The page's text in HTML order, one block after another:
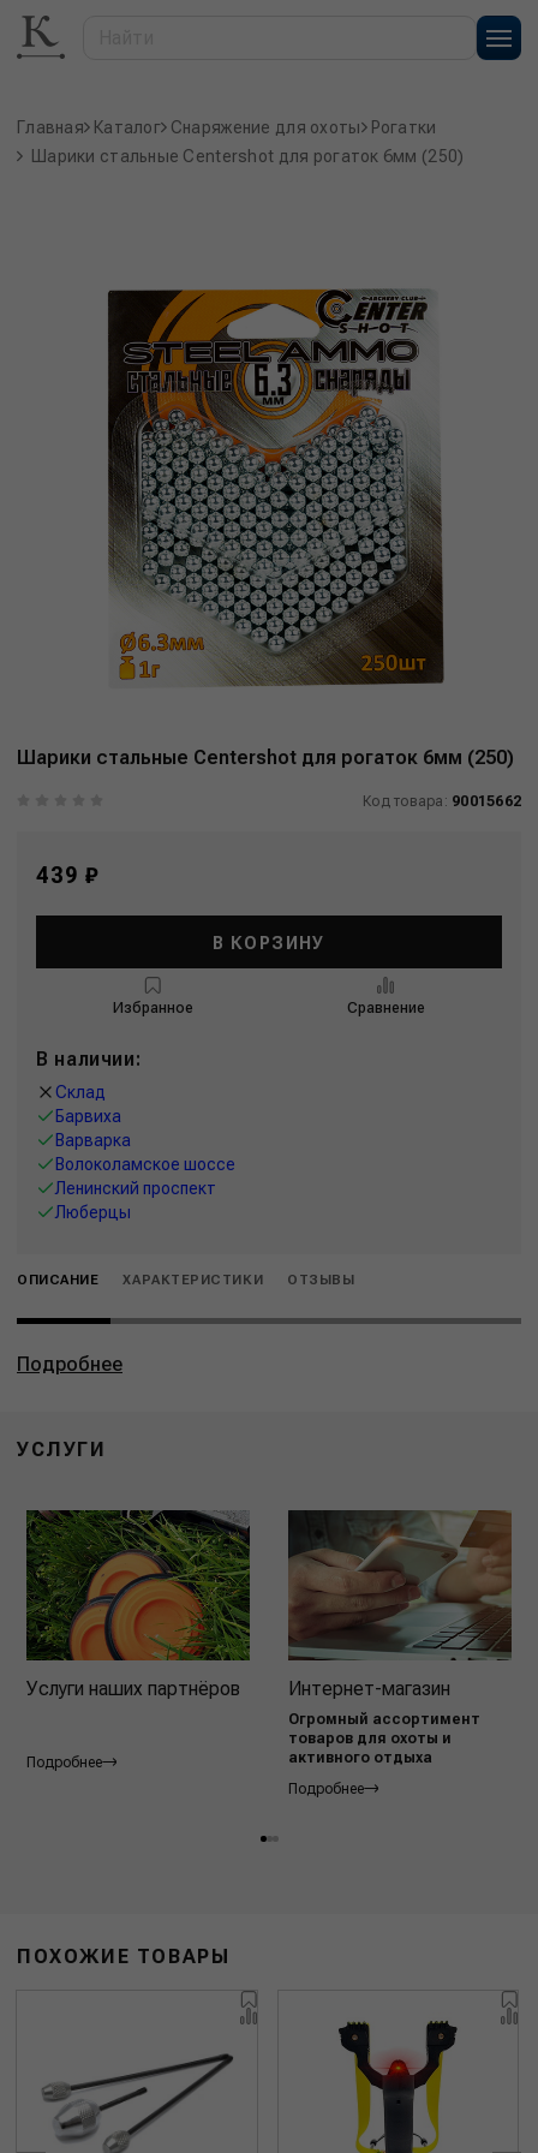
Главная Каталог Снаряжение для охоты
Рогатки
Шарики стальные Centershot для рогаток 6мм (250)
Шарики стальные Centershot для рогаток 6мм (250)
Код товара: 90015662
439 ₽
В КОРЗИНУ
Избранное Сравнение
В наличии:
Склад
Барвиха
Варварка
Волоколамское шоссе
Ленинский проспект
Люберцы
ОПИСАНИЕ ХАРАКТЕРИСТИКИ ОТЗЫВЫ
Подробнее
УСЛУГИ
Услуги наших партнёров
Подробнее
Интернет-магазин
Огромный ассортимент
товаров для охоты и
активного отдыха
Подробнее
ПОХОЖИЕ ТОВАРЫ